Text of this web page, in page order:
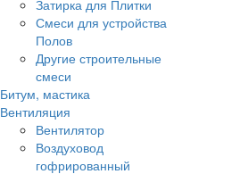
Затирка для Плитки
Смеси для устройства
Полов
Другие строительные
смеси
Битум, мастика
Вентиляция
Вентилятор
Воздуховод
гофрированный